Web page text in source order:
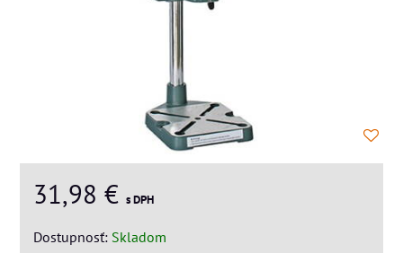
31,98 € s DPH
Dostupnosť: Skladom